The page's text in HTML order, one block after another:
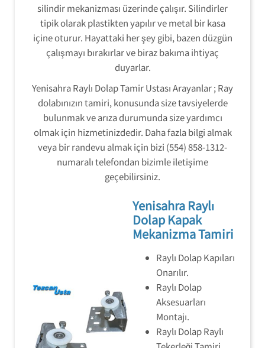
silindir mekanizması üzerinde çalışır. Silindirler
tipik olarak plastikten yapılır ve metal bir kasa
içine oturur. Hayattaki her şey gibi, bazen düzgün
çalışmayı bırakırlar ve biraz bakıma ihtiyaç
duyarlar.
Yenisahra Raylı Dolap Tamir Ustası Arayanlar ; Ray
dolabınızın tamiri, konusunda size tavsiyelerde
bulunmak ve arıza durumunda size yardımcı
olmak için hizmetinizdedir. Daha fazla bilgi almak
veya bir randevu almak için bizi (554) 858-1312-
numaralı telefondan bizimle iletişime
geçebilirsiniz.
Yenisahra Raylı
Dolap Kapak
Mekanizma Tamiri
Raylı Dolap Kapıları
Onarılır.
Raylı Dolap
Aksesuarları
Montajı.
Raylı Dolap Raylı